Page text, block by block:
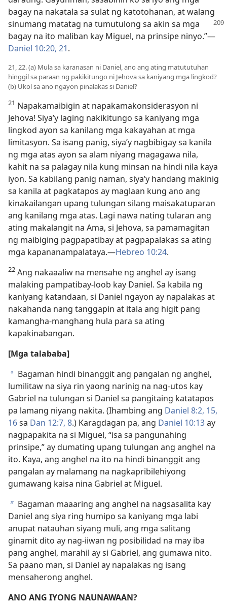
bagay na nakatala sa sulat ng katotohanan, at walang
sinumang matatag na tumutulong sa akin sa mga
bagay na ito maliban kay Miguel, na prinsipe ninyo.”​—
Daniel 10:20, 21.
21, 22. (a) Mula sa karanasan ni Daniel, ano ang ating matututuhan
hinggil sa paraan ng pakikitungo ni Jehova sa kaniyang mga lingkod?
(b) Ukol sa ano ngayon pinalakas si Daniel?
21 Napakamaibigin at napakamakonsiderasyon ni
Jehova! Siya’y laging nakikitungo sa kaniyang mga
lingkod ayon sa kanilang mga kakayahan at mga
limitasyon. Sa isang panig, siya’y nagbibigay sa kanila
ng mga atas ayon sa alam niyang magagawa nila,
kahit na sa palagay nila kung minsan na hindi nila kaya
iyon. Sa kabilang panig naman, siya’y handang makinig
sa kanila at pagkatapos ay maglaan kung ano ang
kinakailangan upang tulungan silang maisakatuparan
ang kanilang mga atas. Lagi nawa nating tularan ang
ating makalangit na Ama, si Jehova, sa pamamagitan
ng maibiging pagpapatibay at pagpapalakas sa ating
mga kapananampalataya.​—Hebreo 10:24.
22 Ang nakaaaliw na mensahe ng anghel ay isang
malaking pampatibay-loob kay Daniel. Sa kabila ng
kaniyang katandaan, si Daniel ngayon ay napalakas at
nakahanda nang tanggapin at itala ang higit pang
kamangha-manghang hula para sa ating
kapakinabangan.
[Mga talababa]
a Bagaman hindi binanggit ang pangalan ng anghel,
lumilitaw na siya rin yaong narinig na nag-utos kay
Gabriel na tulungan si Daniel sa pangitaing katatapos
pa lamang niyang nakita. (Ihambing ang Daniel 8:2, 15,
16sa Dan 12:7, 8.) Karagdagan pa, ang Daniel 10:13ay
nagpapakita na si Miguel, “isa sa pangunahing
prinsipe,” ay dumating upang tulungan ang anghel na
ito. Kaya, ang anghel na ito na hindi binanggit ang
pangalan ay malamang na nagkapribilehiyong
gumawang kaisa nina Gabriel at Miguel.
b Bagaman maaaring ang anghel na nagsasalita kay
Daniel ang siya ring humipo sa kaniyang mga labi
anupat natauhan siyang muli, ang mga salitang
ginamit dito ay nag-iiwan ng posibilidad na may iba
pang anghel, marahil ay si Gabriel, ang gumawa nito.
Sa paano man, si Daniel ay napalakas ng isang
mensaherong anghel.
ANO ANG IYONG NAUNAWAAN?